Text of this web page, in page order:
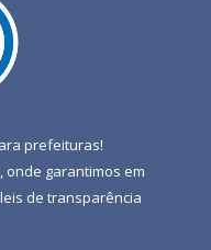
prefeituras!
onde garantimos em
leis de transparência